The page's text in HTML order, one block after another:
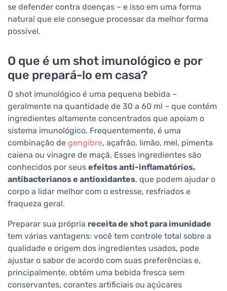
se defender contra doenças – e isso em uma forma
natural que ele consegue processar da melhor forma
possível.
O que é um shot imunológico e por
que prepará-lo em casa?
O shot imunológico é uma pequena bebida –
geralmente na quantidade de 30 a 60 ml – que contém
ingredientes altamente concentrados que apoiam o
sistema imunológico. Frequentemente, é uma
combinação de gengibre, açafrão, limão, mel, pimenta
caiena ou vinagre de maçã. Esses ingredientes são
conhecidos por seus efeitos anti-inflamatórios,
antibacterianos e antioxidantes, que podem ajudar o
corpo a lidar melhor com o estresse, resfriados e
fraqueza geral.
Preparar sua própria receita de shot para imunidade
tem várias vantagens: você tem controle total sobre a
qualidade e origem dos ingredientes usados, pode
ajustar o sabor de acordo com suas preferências e,
principalmente, obtém uma bebida fresca sem
conservantes, corantes artificiais ou açúcares